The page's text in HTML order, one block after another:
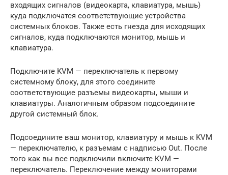
входящих сигналов (видеокарта, клавиатура, мышь)
куда подключатся соответствующие устройства
системных блоков. Также есть гнезда для исходящих
сигналов, куда подключаются монитор, мышь и
клавиатура.
Подключите KVM — переключатель к первому
системному блоку, для этого соедините
соответствующие разъемы видеокарты, мыши и
клавиатуры. Аналогичным образом подсоедините
другой системный блок.
Подсоедините ваш монитор, клавиатуру и мышь к KVM
— переключателю, к разъемам с надписью Out. После
того как вы все подключили включите KVM —
переключатель. Переключение между мониторами